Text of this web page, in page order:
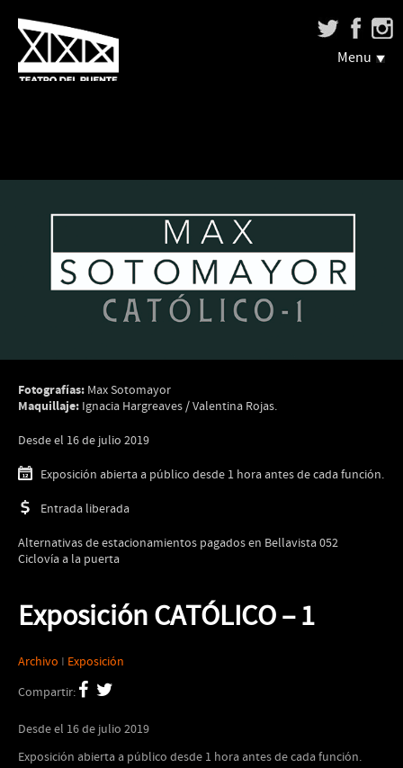
Menu
Fotografías: Max Sotomayor
Maquillaje: Ignacia Hargreaves / Valentina Rojas.
Desde el 16 de julio 2019
Exposición abierta a público desde 1 hora antes de cada función.
Entrada liberada
Alternativas de estacionamientos pagados en Bellavista 052
Ciclovía a la puerta
Exposición CATÓLICO – 1
Archivo I Exposición
Compartir:
Desde el 16 de julio 2019
Exposición abierta a público desde 1 hora antes de cada función.